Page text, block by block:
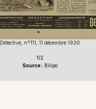
Détective, n°111, 11 décembre 1930
1/2
Source : Bilipo